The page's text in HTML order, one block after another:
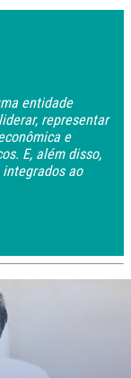
entidade
representar
e
E, além disso,
ao